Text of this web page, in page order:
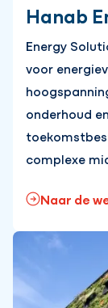
Hanab
Energy
voor
onderhoud
complexe
Naar de